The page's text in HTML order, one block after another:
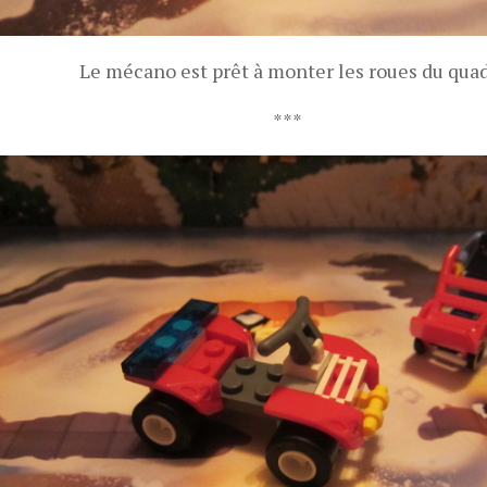
Le mécano est prêt à monter les roues du
***